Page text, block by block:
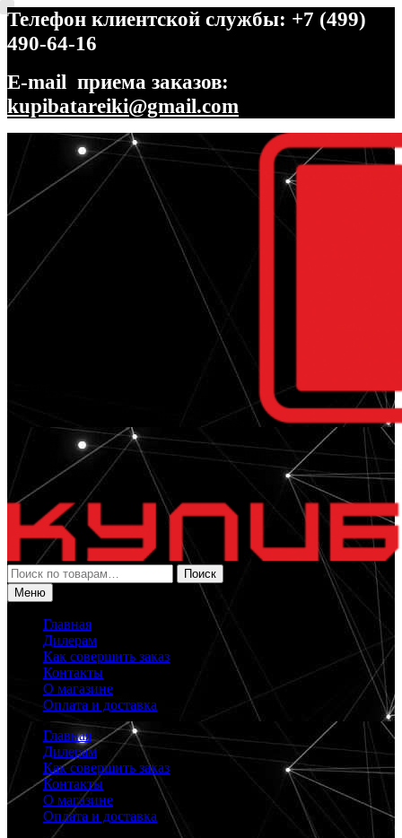
Телефон клиентской службы: +7 (499)
490-64-16
E-mail приема заказов:
kupibatareiki@gmail.com
Перейти
навигации
Перейти
содержимому
Искать:
Поиск
Меню
Главная
Дилерам
Как совершить заказ
Контакты
О магазине
Оплата и доставка
Главная
Дилерам
Как совершить заказ
Контакты
О магазине
Оплата и доставка